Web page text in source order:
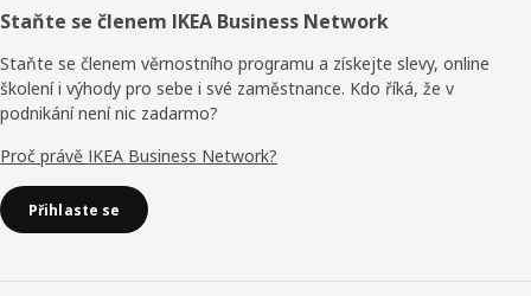
Staňte se členem IKEA Business Network
Staňte se členem věrnostního programu a získejte slevy, online
školení i výhody pro sebe i své zaměstnance. Kdo říká, že v
podnikání není nic zadarmo?
Proč právě IKEA Business Network?
Přihlaste se